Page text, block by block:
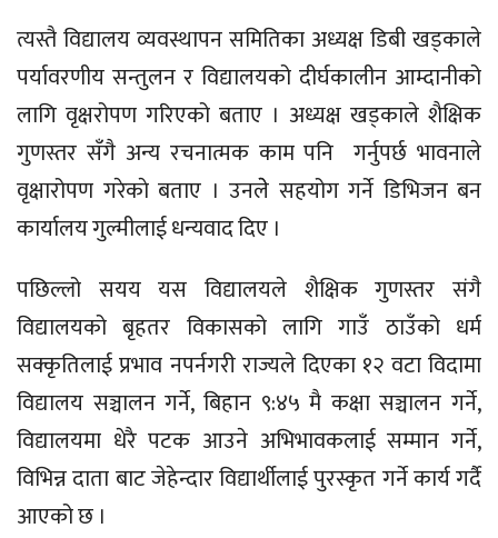
त्यस्तै विद्यालय व्यवस्थापन समितिका अध्यक्ष डिबी खड्काले
पर्यावरणीय सन्तुलन र विद्यालयको दीर्घकालीन आम्दानीको
लागि वृक्षरोपण गरिएको बताए । अध्यक्ष खड्काले शैक्षिक
गुणस्तर सँगै अन्य रचनात्मक काम पनि गर्नुपर्छ भावनाले
वृक्षारोपण गरेकाे बताए । उनलेे सहयोग गर्ने डिभिजन बन
कार्यालय गुल्मीलाई धन्यवाद दिए ।
पछिल्लो सयय यस विद्यालयले शैक्षिक गुणस्तर संगै
विद्यालयको बृहतर विकासको लागि गाउँ ठाउँको धर्म
सक्कृतिलाई प्रभाव नपर्नगरी राज्यले दिएका १२ वटा विदामा
विद्यालय सञ्चालन गर्ने, बिहान ९:४५ मै कक्षा सञ्चालन गर्ने,
विद्यालयमा धेरै पटक आउने अभिभावकलाई सम्मान गर्ने,
विभिन्न दाता बाट जेहेन्दार विद्यार्थीलाई पुरस्कृत गर्ने कार्य गर्दै
आएको छ ।